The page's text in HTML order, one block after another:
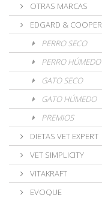
OTRAS MARCAS
EDGARD & COOPER
PERRO SECO
PERRO HÚMEDO
GATO SECO
GATO HÚMEDO
PREMIOS
DIETAS VET EXPERT
VET SIMPLICITY
VITAKRAFT
EVOQUE